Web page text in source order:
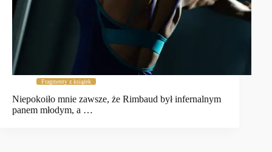
Fragmenty z książek
Niepokoiło mnie zawsze, że Rimbaud był infernalnym
panem młodym, a …